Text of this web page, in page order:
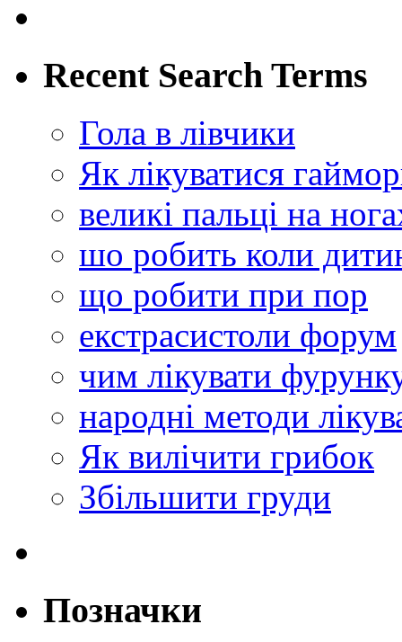
Recent Search Terms
Гола в лівчики
Як лікуватися
великі пальці на
шо робить коли
що робити при пор
екстрасистоли форум
чим лікувати
народні методи
Як вилiчити грибок
Збiльшити груди
Позначки